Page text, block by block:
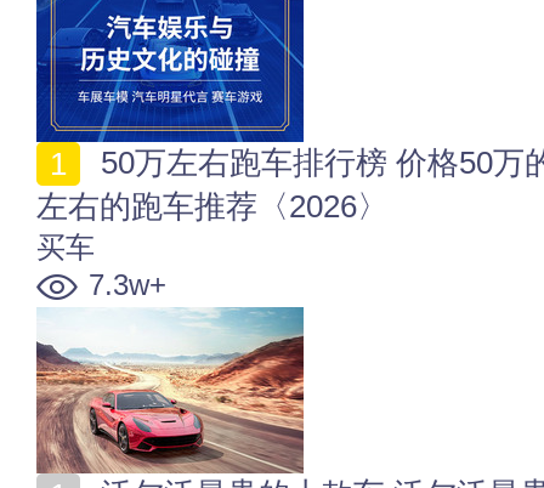
左右的跑车推荐〈2026〉
买车
7.3w+